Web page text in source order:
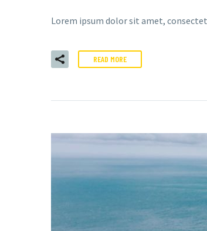
Lorem ipsum dolor sit amet,
READ MORE